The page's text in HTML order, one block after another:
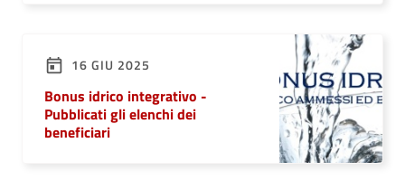
16 GIU 2025
Bonus idrico integrativo -
Pubblicati gli elenchi dei
beneficiari